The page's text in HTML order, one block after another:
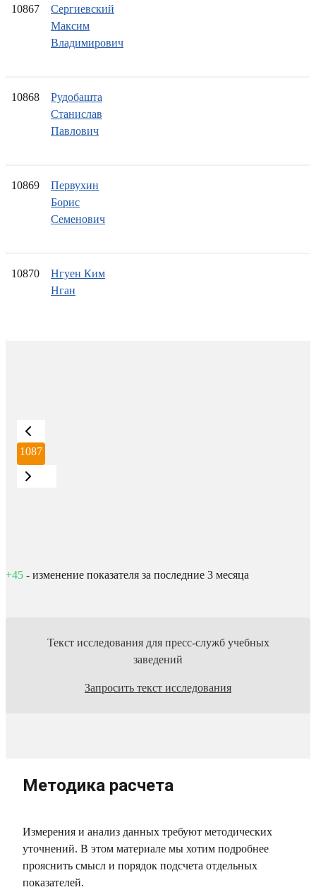
10867
Сергиевский
Максим
Владимирович
10868
Рудобашта
Станислав
Павлович
10869
Первухин
Борис
Семенович
10870
Нгуен Ким
Нган
1087
+45 - изменение показателя за последние 3 месяца
Текст исследования для пресс-служб учебных
заведений
Запросить текст исследования
Методика расчета
Измерения и анализ данных требуют методических
уточнений. В этом материале мы хотим подробнее
прояснить смысл и порядок подсчета отдельных
показателей.